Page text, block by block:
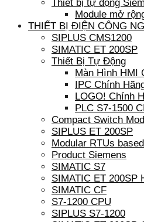
Thiết bị tự động
Module mở
THIẾT BỊ ĐIỆN CÔNG
SIPLUS CMS1200
SIMATIC ET 200SP
Thiết Bị Tự Động
Màn Hình HMI
IPC Chính
LOGO! Chính
PLC S7-1500
Compact Switch
SIPLUS ET 200SP
Modular RTUs
Product Siemens
SIMATIC S7
SIMATIC ET 200SP
SIMATIC CF
S7-1200 CPU
SIPLUS S7-1200